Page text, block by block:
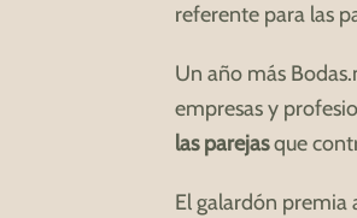
referente para las
Un año más
empresas y
las parejasque
El galardón premia